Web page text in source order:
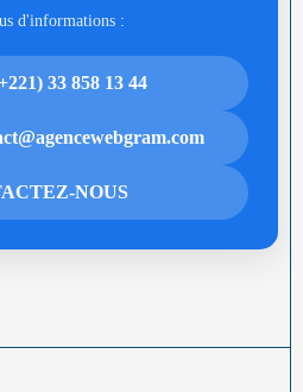
d'informations :
33 858 13 44
NOUS